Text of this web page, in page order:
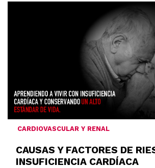
CARDIOVASCULAR Y RENAL
CAUSAS Y FACTORES DE
INSUFICIENCIA CARDÍACA